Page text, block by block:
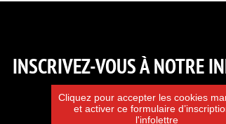
INSCRIVEZ-VOUS À NOTRE
Cliquez pour accepter les cookies
et activer ce formulaire
l'infolettre